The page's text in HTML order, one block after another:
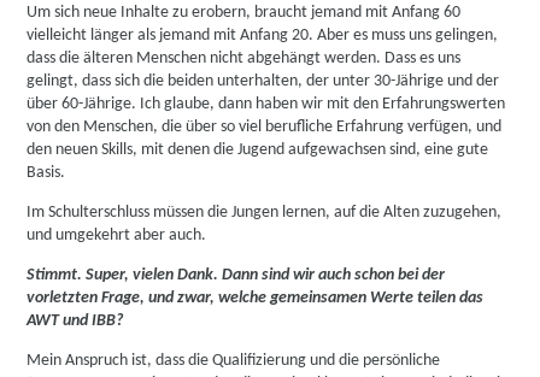
Um sich neue Inhalte zu erobern, braucht jemand mit Anfang 60
vielleicht länger als jemand mit Anfang 20. Aber es muss uns gelingen,
dass die älteren Menschen nicht abgehängt werden. Dass es uns
gelingt, dass sich die beiden unterhalten, der unter 30-Jährige und der
über 60-Jährige. Ich glaube, dann haben wir mit den Erfahrungswerten
von den Menschen, die über so viel berufliche Erfahrung verfügen, und
den neuen Skills, mit denen die Jugend aufgewachsen sind, eine gute
Basis.
Im Schulterschluss müssen die Jungen lernen, auf die Alten zuzugehen,
und umgekehrt aber auch.
Stimmt. Super, vielen Dank. Dann sind wir auch schon bei der
vorletzten Frage, und zwar, welche gemeinsamen Werte teilen das
AWT und IBB?
Mein Anspruch ist, dass die Qualifizierung und die persönliche